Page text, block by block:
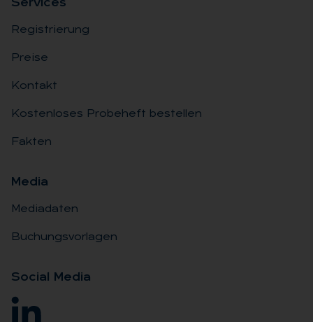
Ser­vices
Registrierung
Preise
Kontakt
Kostenloses Probeheft bestellen
Fakten
Me­dia
Mediadaten
Buchungsvorlagen
So­ci­al Me­dia